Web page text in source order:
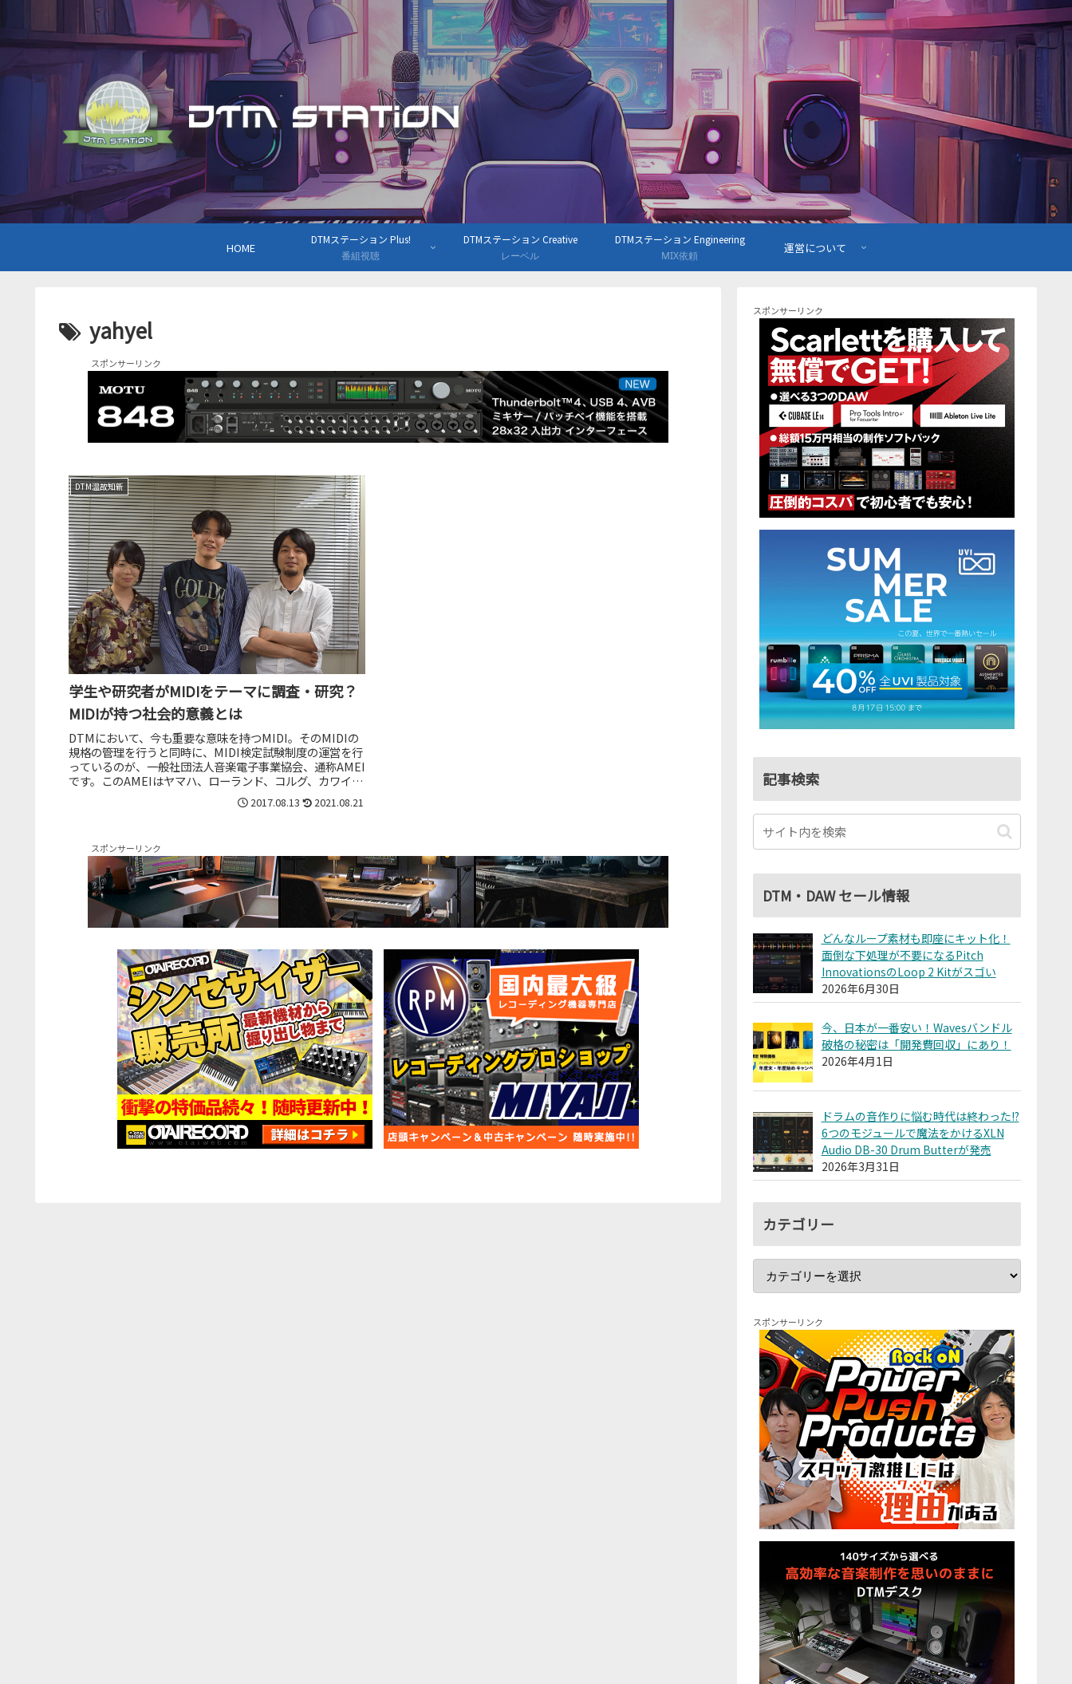
HOME
DTMステーション Plus!
番組視聴
DTMステーション Creative
レーベル
DTMステーション Engineering
MIX依頼
運営について
yahyel
スポンサーリンク
DTM温故知新
学生や研究者がMIDIをテーマに調査・研究？
MIDIが持つ社会的意義とは
DTMにおいて、今も重要な意味を持つMIDI。そのMIDIの
規格の管理を行うと同時に、MIDI検定試験制度の運営を行
っているのが、一般社団法人音楽電子事業協会、通称AMEI
です。このAMEIはヤマハ、ローランド、コルグ、カワイ、
2017.08.13 2021.08.21
スポンサーリンク
スポンサーリンク
記事検索
DTM・DAW セール情報
どんなループ素材も即座にキット化！
面倒な下処理が不要になるPitch
InnovationsのLoop 2 Kitがスゴい
2026年6月30日
今、日本が一番安い！Wavesバンドル
破格の秘密は「開発費回収」にあり！
2026年4月1日
ドラムの音作りに悩む時代は終わった!?
6つのモジュールで魔法をかけるXLN
Audio DB-30 Drum Butterが発売
2026年3月31日
カテゴリー
スポンサーリンク